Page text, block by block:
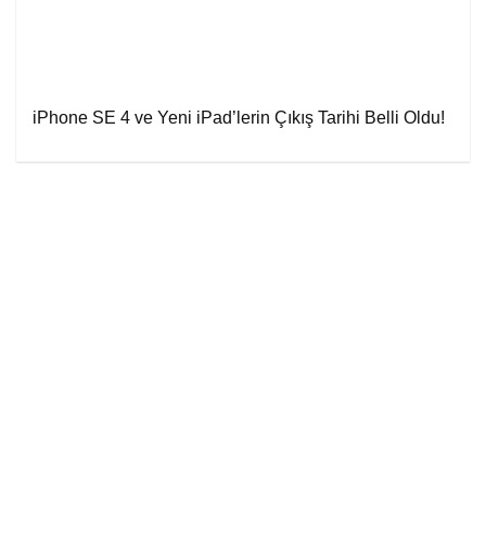
iPhone SE 4 ve Yeni iPad’lerin Çıkış Tarihi Belli Oldu!